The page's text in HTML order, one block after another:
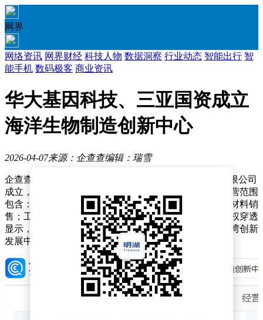
网界
网络资讯 网界财经 科技人物 数据洞察 行业动态 智能出行 智
能手机 数码极客 商业资讯
华大基因科技、三亚国资成立
海洋生物制造创新中心
2026-04-07来源：企查查编辑：瑞雪
企查查APP显示，近日，海南海洋生物制造创新中心有限公司
成立，法定代表人为梅永红，注册资本为1000万元，经营范围
包含：生物基材料技术研发；生物基材料制造；生物基材料销
售；工业酶制剂研发；生物农药技术研发等。企查查股权穿透
显示，该公司由深圳华大基因科技有限公司、三亚崖州湾创新
发展中心有限公司共同持股。